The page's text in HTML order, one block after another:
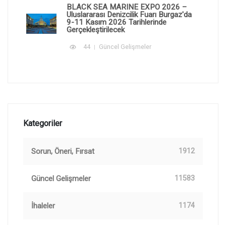
BLACK SEA MARINE EXPO 2026 –
Uluslararası Denizcilik Fuarı Burgaz'da
9-11 Kasım 2026 Tarihlerinde
Gerçekleştirilecek
44 Güncel Gelişmeler
Kategoriler
Sorun, Öneri, Fırsat 1912
Güncel Gelişmeler 11583
İhaleler 1174